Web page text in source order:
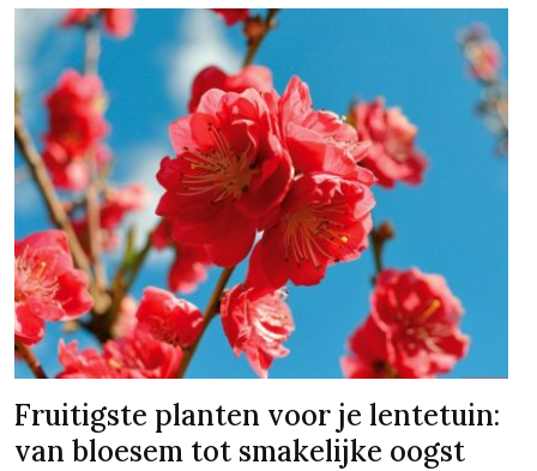
Fruitigste planten voor je lentetuin:
van bloesem tot smakelijke oogst